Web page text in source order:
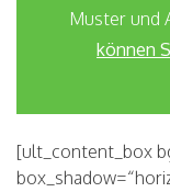
Muster und
können
[ult_content_box